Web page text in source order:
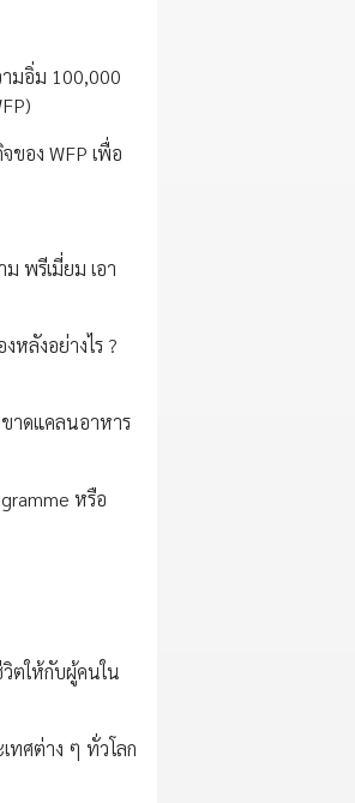
มอิ่ม 100,000
ของ WFP เพื่อ
พรีเมี่ยม เอา
หลังอย่างไร ?
ขาดแคลนอาหาร
หรือ
ตให้กับผู้คนใน
ทศต่าง ๆ ทั่วโลก